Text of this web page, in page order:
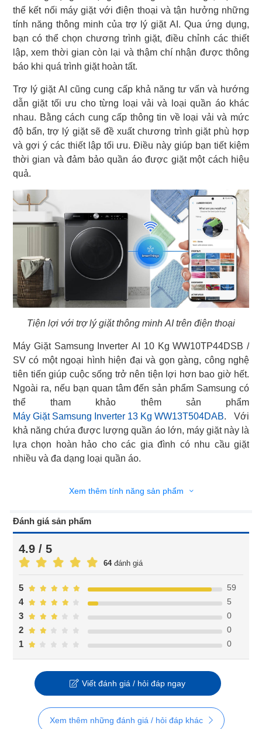
thể kết nối máy giặt với điện thoại và tận hưởng những
tính năng thông minh của trợ lý giặt AI. Qua ứng dụng,
bạn có thể chọn chương trình giặt, điều chỉnh các thiết
lập, xem thời gian còn lại và thậm chí nhận được thông
báo khi quá trình giặt hoàn tất.
Trợ lý giặt AI cũng cung cấp khả năng tư vấn và hướng
dẫn giặt tối ưu cho từng loại vải và loại quần áo khác
nhau. Bằng cách cung cấp thông tin về loại vải và mức
độ bẩn, trợ lý giặt sẽ đề xuất chương trình giặt phù hợp
và gợi ý các thiết lập tối ưu. Điều này giúp bạn tiết kiệm
thời gian và đảm bảo quần áo được giặt một cách hiệu
quả.
Tiện lợi với trợ lý giặt thông minh AI trên điện thoại
Máy Giặt Samsung Inverter AI 10 Kg WW10TP44DSB /
SV có một ngoại hình hiện đại và gọn gàng, công nghệ
tiên tiến giúp cuộc sống trở nên tiện lợi hơn bao giờ hết.
Ngoài ra, nếu bạn quan tâm đến sản phẩm Samsung có
Máy Giặt Samsung Inverter 13 Kg WW13T504DAB. Với
khả năng chứa được lượng quần áo lớn, máy giặt này là
lựa chọn hoàn hảo cho các gia đình có nhu cầu giặt
nhiều và đa dạng loại quần áo.
Xem thêm tính năng sản phẩm
Đánh giá sản phẩm
4.9 / 5
64đánh giá
1 0
2 0
3 0
4 5
5 59
Viết đánh giá / hỏi đáp ngay
Xem thêm những đánh giá / hỏi đáp khác